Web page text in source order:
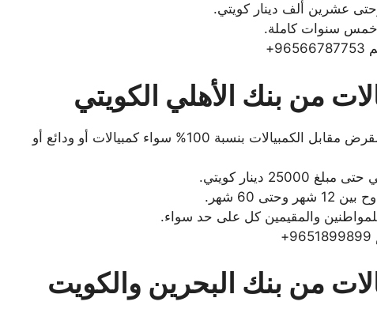
عشرين ألف دينار كويتي.
سنوات كاملة.
من بنك الأهلي الكويتي
يعطي بنك الأهلي الكويتي خدمات القرض مقابل الكمبيالات بنسبة 100% سواء كمبيالات أو ودائع أو
دينار كويتي.
60 شهر.
والمقيمين كل على حد سواء.
من بنك البحرين والكويت